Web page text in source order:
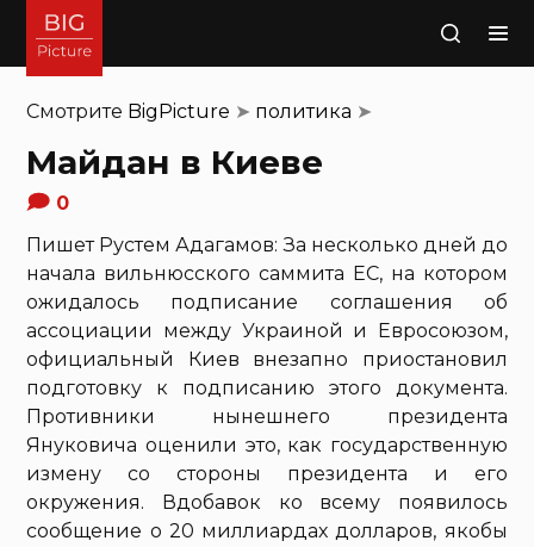
Поиск
Смотрите BigPicture ➤ политика ➤
Майдан в Киеве
0
Пишет Рустем Адагамов: За несколько дней до
начала вильнюсского саммита ЕС, на котором
ожидалось подписание соглашения об
ассоциации между Украиной и Евросоюзом,
официальный Киев внезапно приостановил
подготовку к подписанию этого документа.
Противники нынешнего президента
Януковича оценили это, как государственную
измену со стороны президента и его
окружения. Вдобавок ко всему появилось
сообщение о 20 миллиардах долларов, якобы